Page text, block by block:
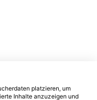
platzieren, um
Inhalte anzuzeigen und